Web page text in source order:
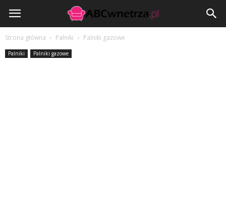
ABCwnetrza.pl
Strona główna Palniki Palniki gazowe
Palniki Palniki gazowe